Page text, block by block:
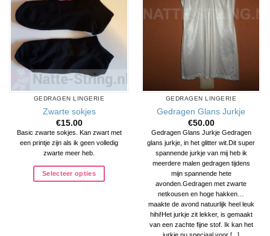
GEDRAGEN LINGERIE
Zwarte sokjes
€15.00
Basic zwarte sokjes. Kan zwart met
een printje zijn als ik geen volledig
zwarte meer heb.
Selecteer opties
GEDRAGEN LINGERIE
Gedragen Glans Jurkje
€50.00
Gedragen Glans Jurkje Gedragen
glans jurkje, in het glitter wit.Dit super
spannende jurkje van mij heb ik
meerdere malen gedragen tijdens
mijn spannende hete
avonden.Gedragen met zwarte
netkousen en hoge hakken…
maakte de avond natuurlijk heel leuk
hihi!Het jurkje zit lekker, is gemaakt
van een zachte fijne stof. Ik kan het
jurkje nu speciaal voor [...]